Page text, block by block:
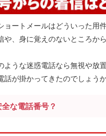
ョートメールはどういった用
、身に覚えのないところか
ような迷惑電話なら無視や
話が掛かってきたのでしょう
な電話番号？